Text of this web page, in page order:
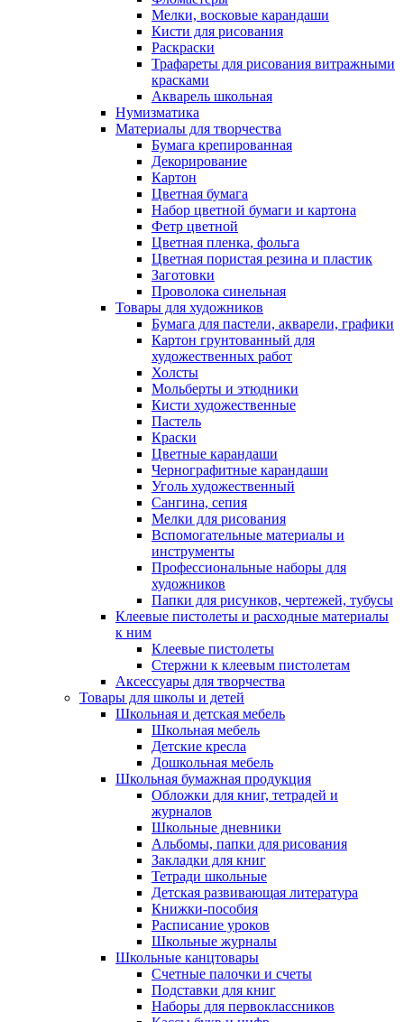
Мелки, восковые карандаши
Кисти для рисования
Раскраски
Трафареты для рисования витражными
красками
Акварель школьная
Нумизматика
Материалы для творчества
Бумага крепированная
Декорирование
Картон
Цветная бумага
Набор цветной бумаги и картона
Фетр цветной
Цветная пленка, фольга
Цветная пористая резина и пластик
Заготовки
Проволока синельная
Товары для художников
Бумага для пастели, акварели, графики
Картон грунтованный для
художественных работ
Холсты
Мольберты и этюдники
Кисти художественные
Пастель
Краски
Цветные карандаши
Чернографитные карандаши
Уголь художественный
Сангина, сепия
Мелки для рисования
Вспомогательные материалы и
инструменты
Профессиональные наборы для
художников
Папки для рисунков, чертежей, тубусы
Клеевые пистолеты и расходные материалы
к ним
Клеевые пистолеты
Стержни к клеевым пистолетам
Аксессуары для творчества
Товары для школы и детей
Школьная и детская мебель
Школьная мебель
Детские кресла
Дошкольная мебель
Школьная бумажная продукция
Обложки для книг, тетрадей и
журналов
Школьные дневники
Альбомы, папки для рисования
Закладки для книг
Тетради школьные
Детская развивающая литература
Книжки-пособия
Расписание уроков
Школьные журналы
Школьные канцтовары
Счетные палочки и счеты
Подставки для книг
Наборы для первоклассников